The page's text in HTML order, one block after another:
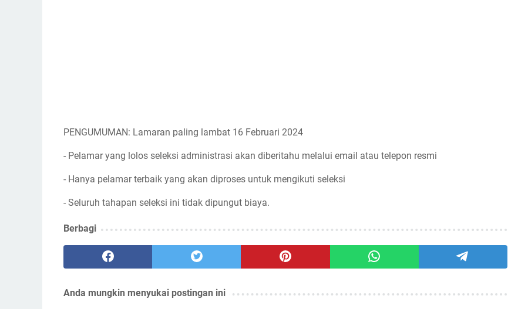
PENGUMUMAN: Lamaran paling lambat 16 Februari 2024
- Pelamar yang lolos seleksi administrasi akan diberitahu melalui email atau telepon resmi
- Hanya pelamar terbaik yang akan diproses untuk mengikuti seleksi
- Seluruh tahapan seleksi ini tidak dipungut biaya.
Berbagi
Anda mungkin menyukai postingan ini